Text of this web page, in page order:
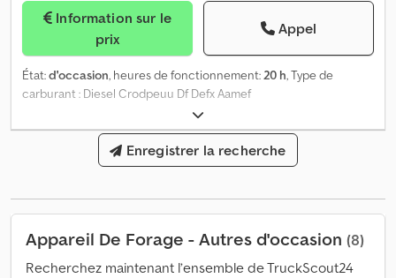
prix
Appel
État:d'occasion, heures de fonctionnement:20 h, Type de
carburant : Diesel Crodpeuu Df Defx Aamef
Enregistrer la recherche
Appareil De Forage - Autres d'occasion (8)
Recherchez maintenant l’ensemble de TruckScout24